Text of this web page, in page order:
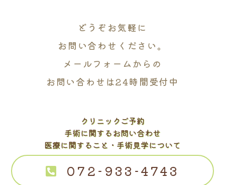
どうぞお気軽に
お問い合わせください。
メールフォームからの
お問い合わせは24時間受付中
クリニックご予約
手術に関するお問い合わせ
医療に関すること・手術見学について
072-933-4743